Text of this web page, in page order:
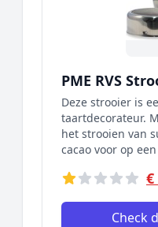
PME RVS
Deze strooier is
taartdecorateur.
het strooien van
cacao voor op
€
Check